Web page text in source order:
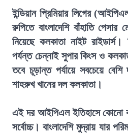
ইন্ডিয়ান প্রিমিয়ার লিগের
রুপিতে বাংলাদেশি বাঁহাতি
নিয়েছে কলকাতা নাইট
পর্যন্ত চেন্নাই সুপার কিংস ও
তবে চূড়ান্ত পর্যায়ে সবচেয়ে
শাহরুখ খানের দল কলকাতা।
এই দর আইপিএল ইতিহাসে কোনো
সর্বোচ্চ। বাংলাদেশি মুদ্রায় যার